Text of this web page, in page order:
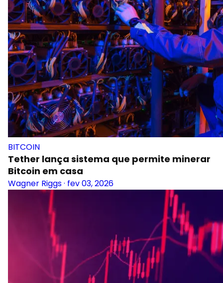
BITCOIN
Tether lança sistema que permite minerar
Bitcoin em casa
Wagner Riggs· fev 03, 2026